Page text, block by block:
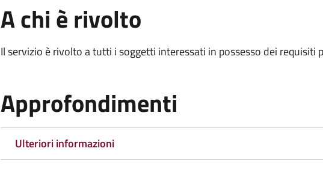
A chi è rivolto
Il servizio è rivolto a tutti i soggetti interessati in possesso dei requisiti
Approfondimenti
Ulteriori informazioni